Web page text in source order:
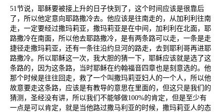
51节说，耶稣要被接上升的日子快到了，这个时间应该是很靠后
了，所以他定意向耶路撒冷去。他应该是往南走的，从加利利往南
走，一定要经过撒玛莉亚，撒玛莉亚是在中间，加利利在北面，耶
路撒冷在南面，所以他去耶路撒冷，是有两条路可以走，一条是走
捷径走撒玛莉亚，还有一条往沿约旦河的路走，去到耶利哥再进耶
路撒冷。所以耶稣这一次，我大胆的猜一下，耶稣应该就是选了这
条路的，因为这条路，当时耶稣在约翰福音四章也是刻意选的。他
那个时候是往往回走，救了一个叫撒玛莉亚妇人的一个人，所以他
故意要走这条路，应该是有教导的意思在里面的，但这只是我们的
猜测，圣经没有讲，所以我们不能够做100%的肯定，但是至少有
一点是可以肯定，就是当他路过撒马利亚的时候，撒玛莉亚人的态